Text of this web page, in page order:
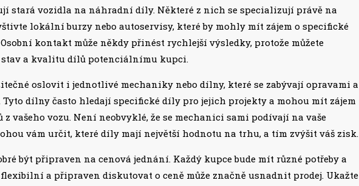
stará vozidla na náhradní díly. Některé z nich se specializují právě na
lokální burzy nebo autoservisy, které by mohly mít zájem o specifické
kontakt může někdy přinést rychlejší výsledky, protože můžete
stav a kvalitu dílů potenciálnímu kupci.
oslovit i jednotlivé mechaniky nebo dílny, které se zabývají opravami a
. Tyto dílny často hledají specifické díly pro jejich projekty a mohou mít zájem
z vašeho vozu. Není neobvyklé, že se mechanici sami podívají na vaše
vám určit, které díly mají největší hodnotu na trhu, a tím zvýšit váš zisk.
být připraven na cenová jednání. Každý kupce bude mít různé potřeby a
a připraven diskutovat o ceně může značně usnadnit prodej. Ukažte